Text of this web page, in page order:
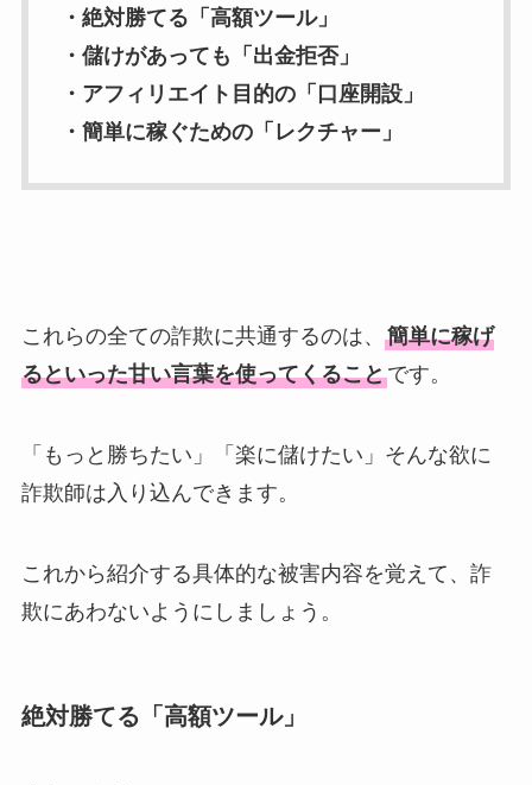
・絶対勝てる「高額ツール」
・儲けがあっても「出金拒否」
・アフィリエイト目的の「口座開設」
・簡単に稼ぐための「レクチャー」
これらの全ての詐欺に共通するのは、 簡単に稼げ
るといった甘い言葉を使ってくることです。
「もっと勝ちたい」「楽に儲けたい」そんな欲に
詐欺師は入り込んできます。
これから紹介する具体的な被害内容を覚えて、詐
欺にあわないようにしましょう。
絶対勝てる「高額ツール」